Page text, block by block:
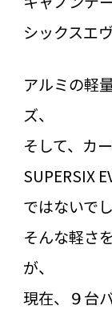
シックスエ
アルミの軽
ズ、
そして、カ
SUPERSIX
ではないで
そんな軽さ
が、
現在、９台